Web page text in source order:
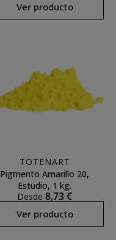
Ver producto
TOTENART
Pigmento Amarillo 20,
Estudio, 1 kg.
Desde 8,73 €
Ver producto